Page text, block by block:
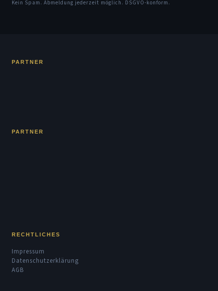
Kein Spam. Abmeldung jederzeit möglich. DSGVO-konform.
PARTNER
PARTNER
RECHTLICHES
Impressum
Datenschutzerklärung
AGB